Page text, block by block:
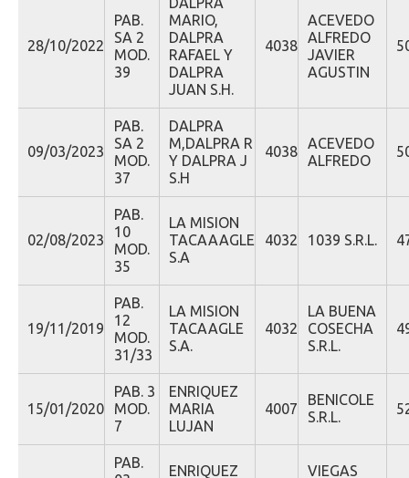
28/10/2022
PAB.
SA 2
MOD.
39
MARIO,
DALPRA
RAFAEL Y
DALPRA
JUAN S.H.
4038
ACEVEDO
ALFREDO
JAVIER
AGUSTIN
09/03/2023
PAB.
SA 2
MOD.
37
DALPRA
M,DALPRA R
Y DALPRA J
S.H
4038
ACEVEDO
ALFREDO
02/08/2023
PAB.
10
MOD.
35
LA MISION
TACAAAGLE
S.A
4032 1039 S.R.L.
19/11/2019
PAB.
12
MOD.
31/33
LA MISION
TACAAGLE
S.A.
4032
LA BUENA
COSECHA
S.R.L.
15/01/2020
PAB. 3
MOD.
7
ENRIQUEZ
MARIA
LUJAN
4007
BENICOLE
S.R.L.
PAB.
ENRIQUEZ
VIEGAS